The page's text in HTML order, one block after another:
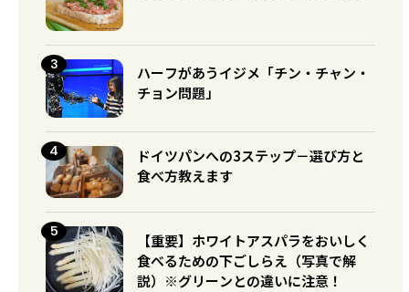
ハーフがあうイジメ「チン・チャン・
チョン問題」
ドイツパンへの3ステップ－選び方と
食べ方教えます
【重要】ホワイトアスパラをおいしく
食べるための下ごしらえ（写真で解
説）※グリーンとの違いに注意！